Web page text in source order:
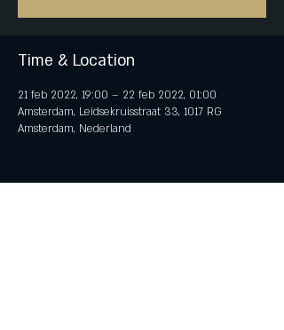
Time & Location
21 feb 2022, 19:00 – 22 feb 2022, 01:00
Amsterdam, Leidsekruisstraat 33, 1017 RG
Amsterdam, Nederland